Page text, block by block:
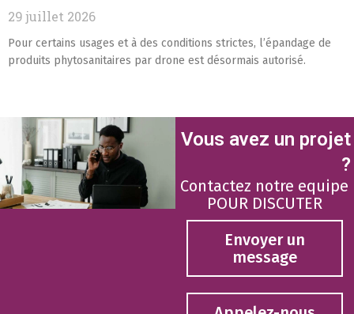
29 juillet 2026
Pour certains usages et à des conditions strictes, l’épandage de
produits phytosanitaires par drone est désormais autorisé.
Vous avez un projet
?
Contactez notre equipe
POUR DISCUTER
Envoyer un
message